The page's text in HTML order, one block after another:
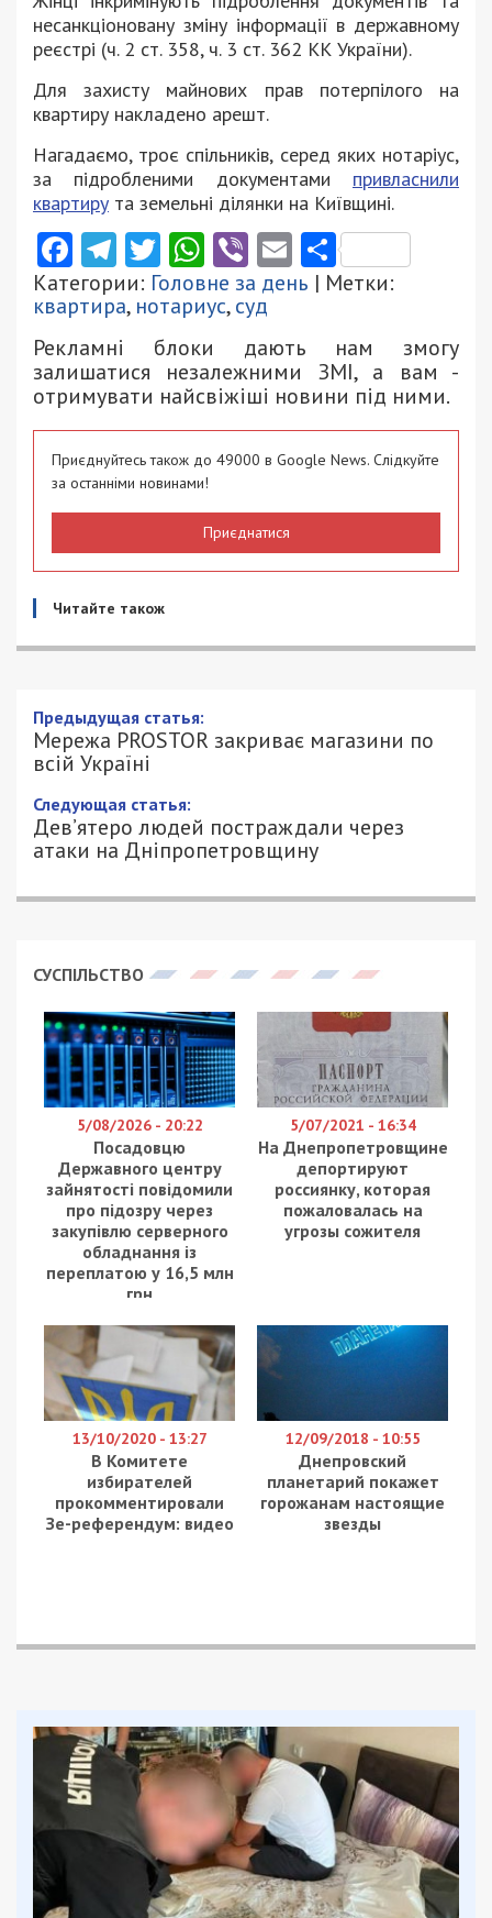
несанкціоновану зміну інформації в державному
реєстрі (ч. 2 ст. 358, ч. 3 ст. 362 КК України).
Для захисту майнових прав потерпілого на
квартиру накладено арешт.
Нагадаємо, троє спільників, серед яких нотаріус,
за підробленими документами привласнили
квартиру та земельні ділянки на Київщині.
Facebook
Telegram
Twitter
WhatsApp
ViberEmail
Категории: Головне за день | Метки:
квартира, нотариус,суд
Рекламні блоки дають нам змогу
залишатися незалежними ЗМІ, а вам -
отримувати найсвіжіші новини під ними.
Приєднуйтесь також до 49000 в Google News. Слідкуйте
за останніми новинами!
Приєднатися
Читайте також
Предыдущая статья:
Мережа PROSTOR закриває магазини по
всій Україні
Следующая статья:
Дев’ятеро людей постраждали через
атаки на Дніпропетровщину
СУСПІЛЬСТВО
5/08/2026 - 20:22
Посадовцю
Державного центру
зайнятості повідомили
про підозру через
закупівлю серверного
обладнання із
переплатою у 16,5 млн
грн
5/07/2021 - 16:34
На Днепропетровщине
депортируют
россиянку, которая
пожаловалась на
угрозы сожителя
13/10/2020 - 13:27
В Комитете
избирателей
прокомментировали
Зе-референдум: видео
12/09/2018 - 10:55
Днепровский
планетарий покажет
горожанам настоящие
звезды